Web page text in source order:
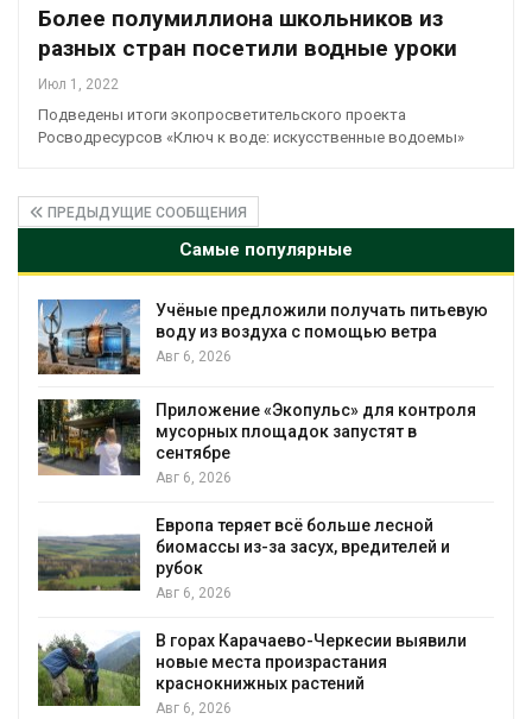
Более полумиллиона школьников из
разных стран посетили водные уроки
Июл 1, 2022
Подведены итоги экопросветительского проекта
Росводресурсов «Ключ к воде: искусственные водоемы»
ПРЕДЫДУЩИЕ СООБЩЕНИЯ
Самые популярные
В пяти странах Амазонии задержали
более 800 человек в ходе операции
против экологических преступлений
Новый порядок расчёта нарушений квот
на промышленные выбросы может
появиться в ближайшее время
В Ирбите начнут расчистку Ницы после
рекордного дождевого паводка
Авг 6, 2026
В Домодедове ликвидируют
последствия разлива химикатов после
пожара на складе
Авг 6, 2026